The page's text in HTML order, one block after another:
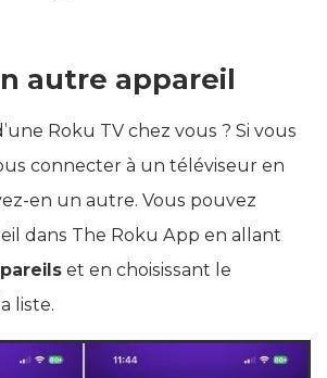
autre appareil
Roku TV chez vous ? Si vous
connecter à un téléviseur en
en un autre. Vous pouvez
dans The Roku App en allant
et en choisissant le
liste.